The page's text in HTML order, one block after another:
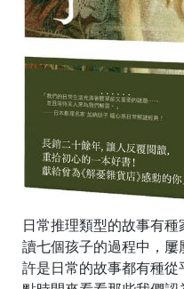
日常推理類型的故事有
讀七個孩子的過程中，
許是日常的故事都有種